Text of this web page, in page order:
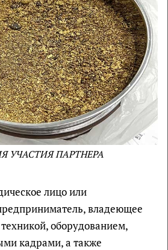
УЧАСТИЯ ПАРТНЕРА
лицо или
владеющее
оборудованием,
кадрами, а также